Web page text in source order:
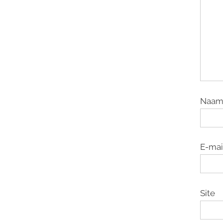
Naam
E-
Site